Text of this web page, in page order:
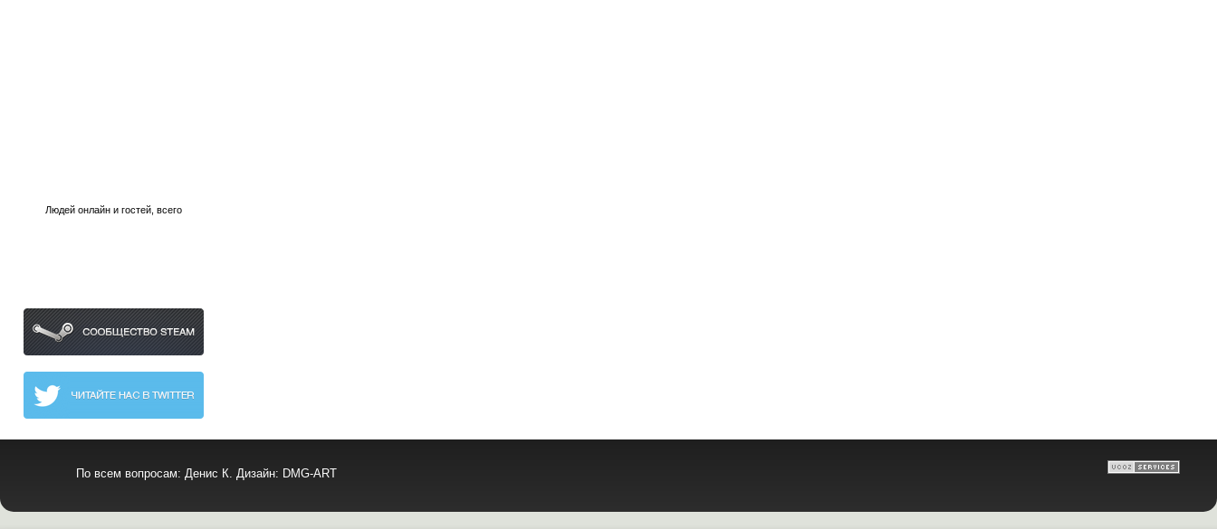
Людей онлайн и гостей, всего
По всем вопросам: Денис К. Дизайн: DMG-ART